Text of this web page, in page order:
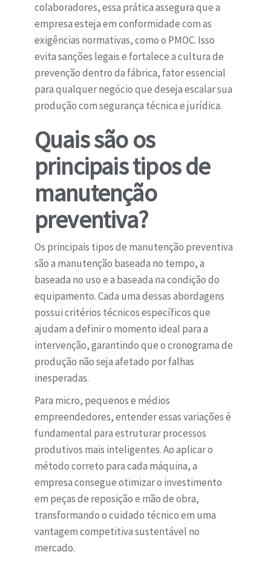
colaboradores, essa prática assegura que a
empresa esteja em conformidade com as
exigências normativas, como o PMOC. Isso
evita sanções legais e fortalece a cultura de
prevenção dentro da fábrica, fator essencial
para qualquer negócio que deseja escalar sua
produção com segurança técnica e jurídica.
Quais são os
principais tipos de
manutenção
preventiva?
Os principais tipos de manutenção preventiva
são a manutenção baseada no tempo, a
baseada no uso e a baseada na condição do
equipamento. Cada uma dessas abordagens
possui critérios técnicos específicos que
ajudam a definir o momento ideal para a
intervenção, garantindo que o cronograma de
produção não seja afetado por falhas
inesperadas.
Para micro, pequenos e médios
empreendedores, entender essas variações é
fundamental para estruturar processos
produtivos mais inteligentes. Ao aplicar o
método correto para cada máquina, a
empresa consegue otimizar o investimento
em peças de reposição e mão de obra,
transformando o cuidado técnico em uma
vantagem competitiva sustentável no
mercado.